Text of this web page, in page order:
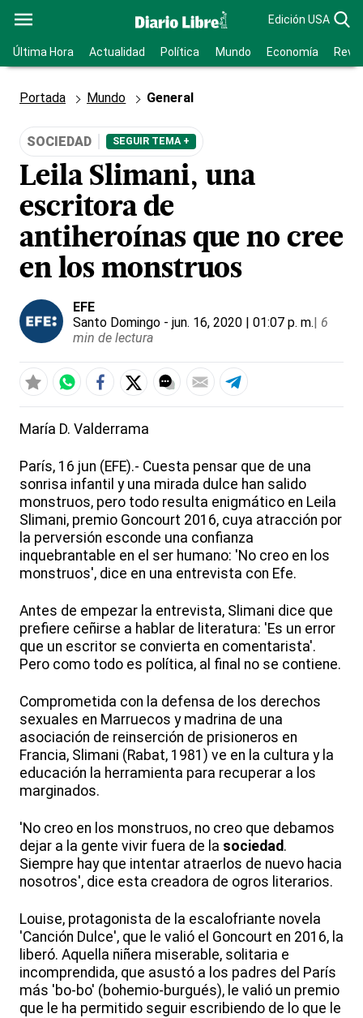
Edición USA
Última Hora Actualidad Política Mundo Economía
Portada Mundo General
SOCIEDAD SEGUIR TEMA +
Leila Slimani, una
escritora de
antiheroínas que no cree
en los monstruos
EFE
Santo Domingo - jun. 16, 2020 | 01:07 p. m.| 6
min de lectura
María D. Valderrama
París, 16 jun (EFE).- Cuesta pensar que de una
sonrisa infantil y una mirada dulce han salido
monstruos, pero todo resulta enigmático en Leila
Slimani, premio Goncourt 2016, cuya atracción por
la perversión esconde una confianza
inquebrantable en el ser humano: 'No creo en los
monstruos', dice en una entrevista con Efe.
Antes de empezar la entrevista, Slimani dice que
prefiere ceñirse a hablar de literatura: 'Es un error
que un escritor se convierta en comentarista'.
Pero como todo es política, al final no se contiene.
Comprometida con la defensa de los derechos
sexuales en Marruecos y madrina de una
asociación de reinserción de prisioneros en
Francia, Slimani (Rabat, 1981) ve en la cultura y la
educación la herramienta para recuperar a los
marginados.
'No creo en los monstruos, no creo que debamos
dejar a la gente vivir fuera de la sociedad.
Siempre hay que intentar atraerlos de nuevo hacia
nosotros', dice esta creadora de ogros literarios.
Louise, protagonista de la escalofriante novela
'Canción Dulce', que le valió el Goncourt en 2016, la
liberó. Aquella niñera miserable, solitaria e
incomprendida, que asustó a los padres del París
más 'bo-bo' (bohemio-burgués), le valió un premio
que le ha permitido seguir escribiendo de lo que le